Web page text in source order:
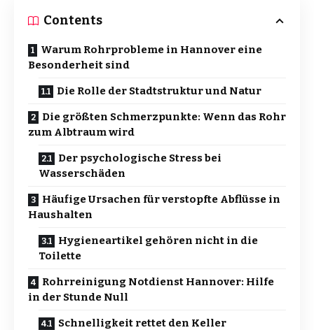
Contents
Warum Rohrprobleme in Hannover eine
Besonderheit sind
Die Rolle der Stadtstruktur und Natur
Die größten Schmerzpunkte: Wenn das Rohr
zum Albtraum wird
Der psychologische Stress bei
Wasserschäden
Häufige Ursachen für verstopfte Abflüsse in
Haushalten
Hygieneartikel gehören nicht in die
Toilette
Rohrreinigung Notdienst Hannover: Hilfe
in der Stunde Null
Schnelligkeit rettet den Keller